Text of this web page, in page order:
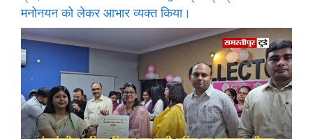
मनोनयन को लेकर आभार व्यक्त किया।